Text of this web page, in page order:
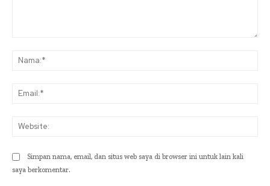
Simpan nama, email, dan situs web saya di browser ini untuk lain kali
saya berkomentar.